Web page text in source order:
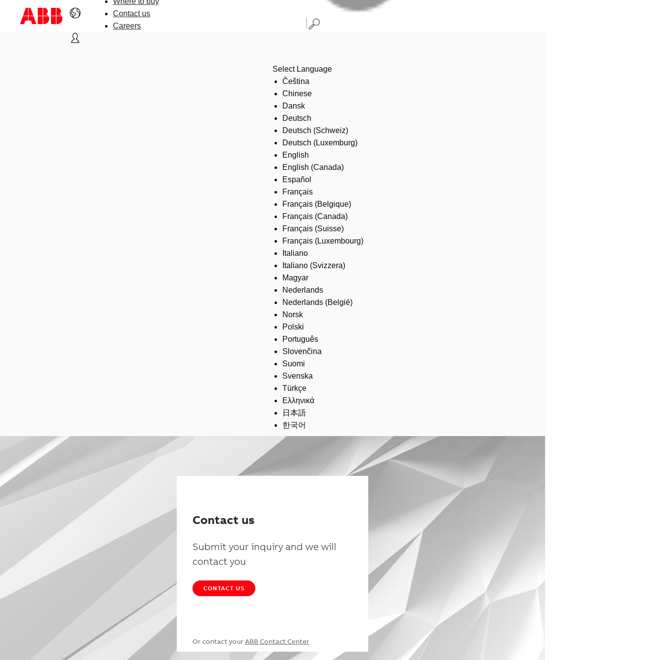
Contact us
Careers
Select Language
Čeština
Chinese
Dansk
Deutsch
Deutsch (Schweiz)
Deutsch (Luxemburg)
English
English (Canada)
Español
Français
Français (Belgique)
Français (Canada)
Français (Suisse)
Français (Luxembourg)
Italiano
Italiano (Svizzera)
Magyar
Nederlands
Nederlands (België)
Norsk
Polski
Português
Slovenčina
Suomi
Svenska
Türkçe
Ελληνικά
日本語
한국어
Contact us
Submit your inquiry and we will
contact you
CONTACT US
Or contact your ABB Contact Center